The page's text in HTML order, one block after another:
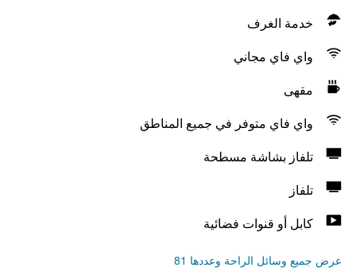
خدمة الغرف
واي فاي مجاني
مقهى
واي فاي متوفر في جميع المناطق
تلفاز بشاشة مسطحة
تلفاز
كابل أو قنوات فضائية
عرض جميع وسائل الراحة وعددها 81